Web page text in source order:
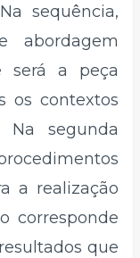
sequência,
abordagem
será a peça
os contextos
Na segunda
a realização
corresponde
que